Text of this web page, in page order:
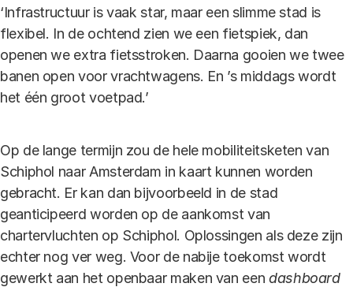
‘Infrastructuur is vaak star, maar een slimme stad is
flexibel. In de ochtend zien we een fietspiek, dan
openen we extra fietsstroken. Daarna gooien we twee
banen open voor vrachtwagens. En ’s middags wordt
het één groot voetpad.’
Op de lange termijn zou de hele mobiliteitsketen van
Schiphol naar Amsterdam in kaart kunnen worden
gebracht. Er kan dan bijvoorbeeld in de stad
geanticipeerd worden op de aankomst van
chartervluchten op Schiphol. Oplossingen als deze zijn
echter nog ver weg. Voor de nabije toekomst wordt
gewerkt aan het openbaar maken van een dashboard